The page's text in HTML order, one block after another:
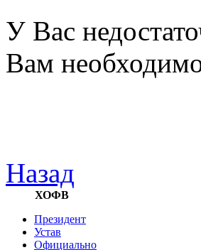
У Вас
Вам необходимо
Назад
ХОФВ
Президент
Устав
Официально